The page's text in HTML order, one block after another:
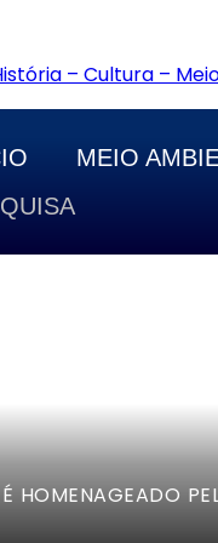
– Cultura –
MEIO
HOMENAGEADO